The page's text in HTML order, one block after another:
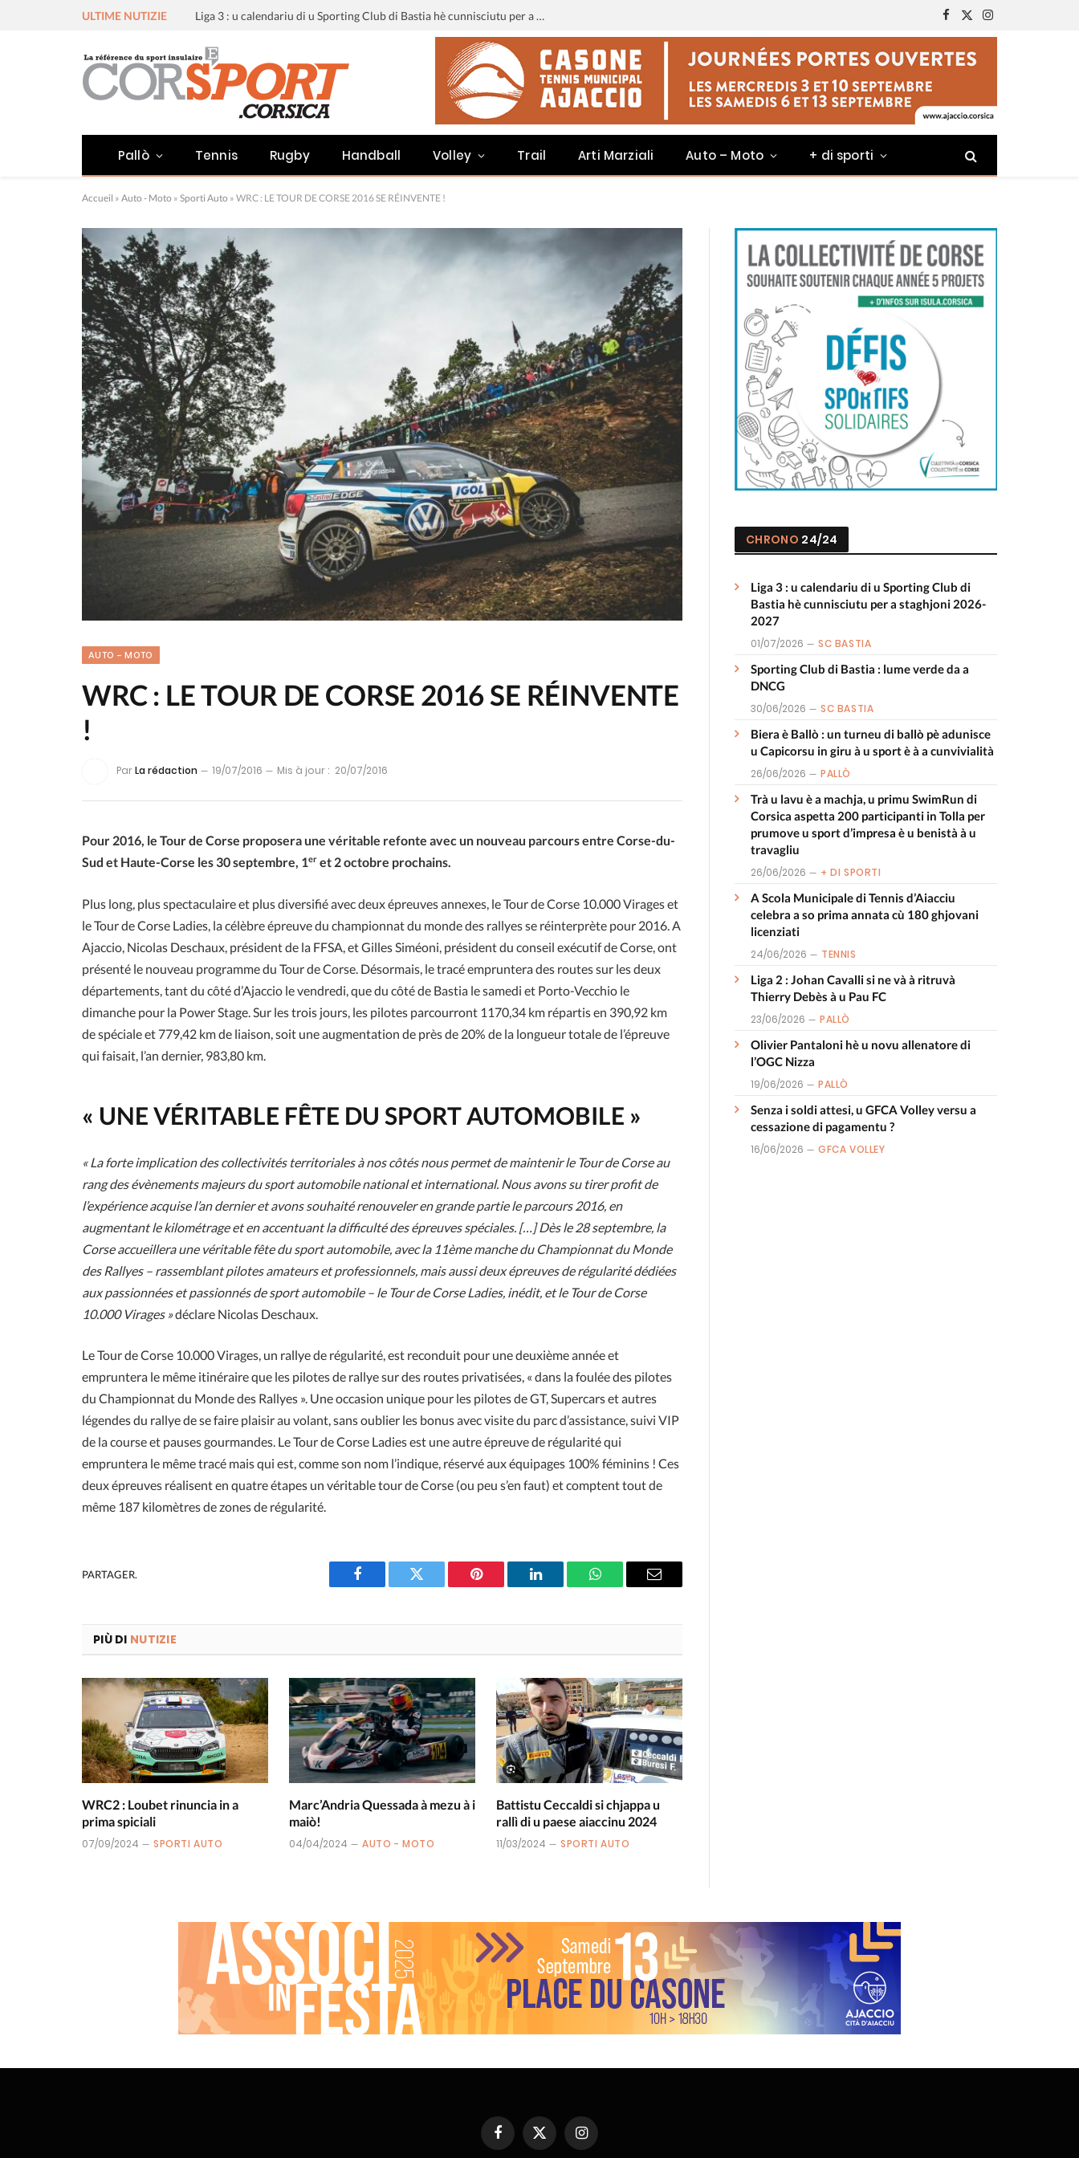
ULTIME NUTIZIE Liga 3 : u calendariu di u Sporting Club di Bastia hè cunnisciutu per a staghjoni 2026-2027
Facebook
X
(Twitter)
Instagram
Pallò Tennis Rugby Handball Volley Trail Arti Marziali Auto – Moto + di sporti
Accueil » Auto - Moto » Sporti Auto » WRC : LE TOUR DE CORSE 2016 SE RÉINVENTE !
AUTO - MOTO
WRC : LE TOUR DE CORSE 2016 SE RÉINVENTE
!
ParLa rédaction 19/07/2016 Mis à jour : 20/07/2016
Pour 2016, le Tour de Corse proposera une véritable refonte avec un nouveau parcours entre Corse-du-
Sud et Haute-Corse les 30 septembre, 1er et 2 octobre prochains.
Plus long, plus spectaculaire et plus diversifié avec deux épreuves annexes, le Tour de Corse 10.000 Virages et
le Tour de Corse Ladies, la célèbre épreuve du championnat du monde des rallyes se réinterprète pour 2016. A
Ajaccio, Nicolas Deschaux, président de la FFSA, et Gilles Siméoni, président du conseil exécutif de Corse, ont
présenté le nouveau programme du Tour de Corse. Désormais, le tracé empruntera des routes sur les deux
départements, tant du côté d’Ajaccio le vendredi, que du côté de Bastia le samedi et Porto-Vecchio le
dimanche pour la Power Stage. Sur les trois jours, les pilotes parcourront 1170,34 km répartis en 390,92 km
de spéciale et 779,42 km de liaison, soit une augmentation de près de 20% de la longueur totale de l’épreuve
qui faisait, l’an dernier, 983,80 km.
« UNE VÉRITABLE FÊTE DU SPORT AUTOMOBILE »
« La forte implication des collectivités territoriales à nos côtés nous permet de maintenir le Tour de Corse au
rang des évènements majeurs du sport automobile national et international. Nous avons su tirer profit de
l’expérience acquise l’an dernier et avons souhaité renouveler en grande partie le parcours 2016, en
augmentant le kilométrage et en accentuant la difficulté des épreuves spéciales. […] Dès le 28 septembre, la
Corse accueillera une véritable fête du sport automobile, avec la 11ème manche du Championnat du Monde
des Rallyes – rassemblant pilotes amateurs et professionnels, mais aussi deux épreuves de régularité dédiées
aux passionnées et passionnés de sport automobile – le Tour de Corse Ladies, inédit, et le Tour de Corse
10.000 Virages »déclare Nicolas Deschaux.
Le Tour de Corse 10.000 Virages, un rallye de régularité, est reconduit pour une deuxième année et
empruntera le même itinéraire que les pilotes de rallye sur des routes privatisées, « dans la foulée des pilotes
du Championnat du Monde des Rallyes ». Une occasion unique pour les pilotes de GT, Supercars et autres
légendes du rallye de se faire plaisir au volant, sans oublier les bonus avec visite du parc d’assistance, suivi VIP
de la course et pauses gourmandes. Le Tour de Corse Ladies est une autre épreuve de régularité qui
empruntera le même tracé mais qui est, comme son nom l’indique, réservé aux équipages 100% féminins ! Ces
deux épreuves réalisent en quatre étapes un véritable tour de Corse (ou peu s’en faut) et comptent tout de
même 187 kilomètres de zones de régularité.
PARTAGER.
Facebook Twitter Pinterest LinkedIn WhatsAppEmail
PIÙ DI NUTIZIE
WRC2 : Loubet rinuncia in a
prima spiciali
07/09/2024 SPORTI AUTO
Marc’Andria Quessada à mezu à i
maiò!
04/04/2024 AUTO - MOTO
Battistu Ceccaldi si chjappa u
rallì di u paese aiaccinu 2024
11/03/2024 SPORTI AUTO
CHRONO 24/24
Liga 3 : u calendariu di u Sporting Club di
Bastia hè cunnisciutu per a staghjoni 2026-
2027
01/07/2026 SC BASTIA
Sporting Club di Bastia : lume verde da a
DNCG
30/06/2026 SC BASTIA
Biera è Ballò : un turneu di ballò pè adunisce
u Capicorsu in giru à u sport è à a cunvivialità
26/06/2026 PALLÒ
Trà u lavu è a machja, u primu SwimRun di
Corsica aspetta 200 participanti in Tolla per
prumove u sport d’impresa è u benistà à u
travagliu
26/06/2026 + DI SPORTI
A Scola Municipale di Tennis d’Aiacciu
celebra a so prima annata cù 180 ghjovani
licenziati
24/06/2026 TENNIS
Liga 2 : Johan Cavalli si ne và à ritruvà
Thierry Debès à u Pau FC
23/06/2026 PALLÒ
Olivier Pantaloni hè u novu allenatore di
l’OGC Nizza
19/06/2026 PALLÒ
Senza i soldi attesi, u GFCA Volley versu a
cessazione di pagamentu ?
16/06/2026 GFCA VOLLEY
FacebookX
(Twitter)
Instagram